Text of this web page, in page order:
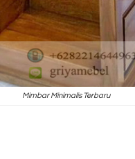
Mimbar Minimalis Terbaru